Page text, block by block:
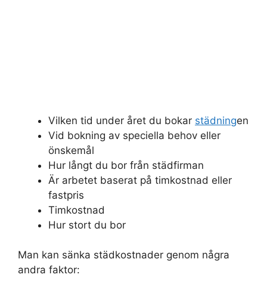
Vilken tid under året du bokar städningen
Vid bokning av speciella behov eller
önskemål
Hur långt du bor från städfirman
Är arbetet baserat på timkostnad eller
fastpris
Timkostnad
Hur stort du bor
Man kan sänka städkostnader genom några
andra faktor: